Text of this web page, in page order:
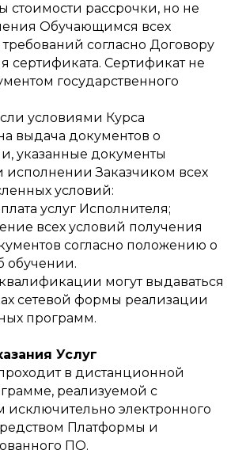
стоимости рассрочки, но не
Обучающимся всех
согласно Договору
сертификата. Сертификат не
государственного
условиями Курса
выдача документов о
указанные документы
исполнении Заказчиком всех
условий:
услуг Исполнителя;
всех условий получения
согласно положению о
обучении.
могут выдаваться
сетевой формы реализации
программ.
Услуг
в дистанционной
реализуемой с
электронного
Платформы и
ПО.